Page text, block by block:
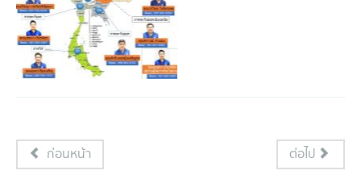
ก่อนหน้า ต่อไป